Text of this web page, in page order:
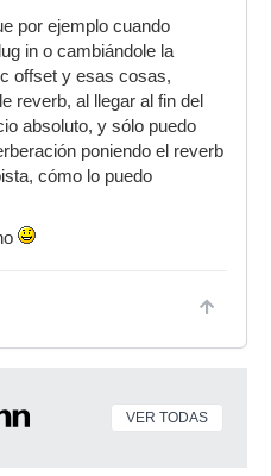
por ejemplo cuando
in o cambiándole la
offset y esas cosas,
reverb, al llegar al fin del
absoluto, y sólo puedo
poniendo el reverb
cómo lo puedo
VER TODAS